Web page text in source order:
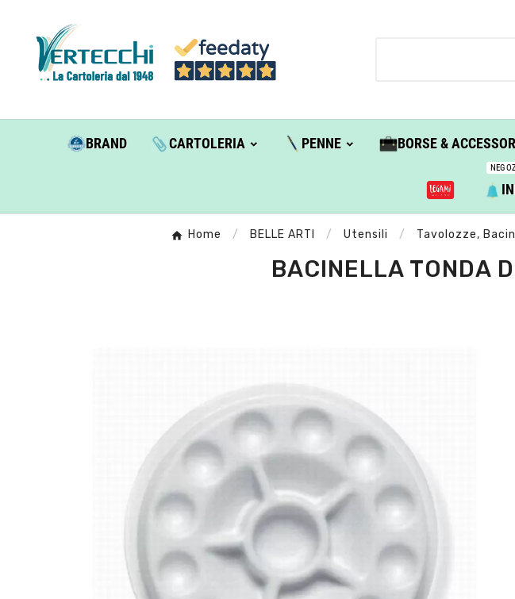
BRAND CARTOLERIA PENNE BORSE &
Home BELLE ARTI Utensili Tavolozze,
BACINELLA TONDA